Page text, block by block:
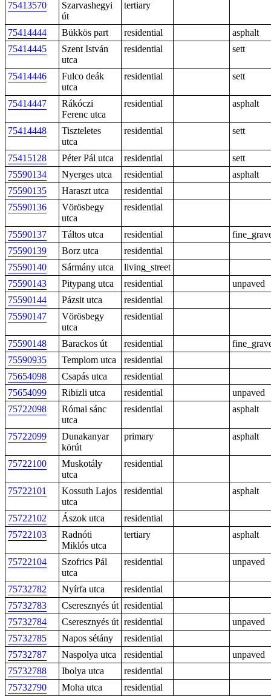
75413570
Szarvashegyi
út
tertiary
75414444 Bükkös part residential
asphalt
75414445
Szent István
utca
residential sett
75414446
Fulco deák
utca
residential sett
75414447
Rákóczi
Ferenc utca
residential asphalt
75414448
Tiszteletes
utca
residential sett
75415128 Péter Pál utca residential
sett
75590134
Nyerges utca residential
asphalt
75590135
Haraszt utca
residential
75590136
Vörösbegy
utca
residential
75590137 Táltos utca residential
75590139
Borz utca
residential
75590140
Sármány utca
living_street
75590143
Pitypang utca residential
unpaved
75590144
Pázsit utca
residential
75590147
Vörösbegy
utca
residential
75590148 Barackos út residential
75590935
Templom utca
residential
75654098
Csapás utca
residential
75654099
Ribizli utca residential
unpaved
75722098
Római sánc
utca
residential asphalt
75722099
Dunakanyar
körút
primary asphalt
75722100
Muskotály
utca
residential
75722101
Kossuth Lajos
utca
residential asphalt
75722102 Ászok utca
residential
75722103
Radnóti
Miklós utca
tertiary asphalt
75722104
Szofrics Pál
utca
residential unpaved
75732782 Nyírfa utca
residential
75732783
Cseresznyés út residential
75732784
Cseresznyés út residential
unpaved
75732785
Napos sétány
residential
75732787
Naspolya utca residential
unpaved
75732788
Ibolya utca
residential
75732790
Moha utca
residential